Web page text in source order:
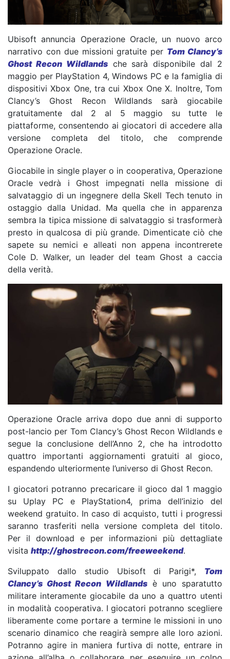
Ubisoft annuncia Operazione Oracle, un nuovo arco
narrativo con due missioni gratuite per Tom Clancy’s
Ghost Recon Wildlandsche sarà disponibile dal 2
maggio per PlayStation 4, Windows PC e la famiglia di
dispositivi Xbox One, tra cui Xbox One X. Inoltre, Tom
Clancy’s Ghost Recon Wildlands sarà giocabile
gratuitamente dal 2 al 5 maggio su tutte le
piattaforme, consentendo ai giocatori di accedere alla
versione completa del titolo, che comprende
Operazione Oracle.
Giocabile in single player o in cooperativa, Operazione
Oracle vedrà i Ghost impegnati nella missione di
salvataggio di un ingegnere della Skell Tech tenuto in
ostaggio dalla Unidad. Ma quella che in apparenza
sembra la tipica missione di salvataggio si trasformerà
presto in qualcosa di più grande. Dimenticate ciò che
sapete su nemici e alleati non appena incontrerete
Cole D. Walker, un leader del team Ghost a caccia
della verità.
Operazione Oracle arriva dopo due anni di supporto
post-lancio per Tom Clancy’s Ghost Recon Wildlands e
segue la conclusione dell’Anno 2, che ha introdotto
quattro importanti aggiornamenti gratuiti al gioco,
espandendo ulteriormente l’universo di Ghost Recon.
I giocatori potranno precaricare il gioco dal 1 maggio
su Uplay PC e PlayStation4, prima dell’inizio del
weekend gratuito. In caso di acquisto, tutti i progressi
saranno trasferiti nella versione completa del titolo.
Per il download e per informazioni più dettagliate
visita http://ghostrecon.com/freeweekend.
Sviluppato dallo studio Ubisoft di Parigi*, Tom
Clancy’s Ghost Recon Wildlandsè uno sparatutto
militare interamente giocabile da uno a quattro utenti
in modalità cooperativa. I giocatori potranno scegliere
liberamente come portare a termine le missioni in uno
scenario dinamico che reagirà sempre alle loro azioni.
Potranno agire in maniera furtiva di notte, entrare in